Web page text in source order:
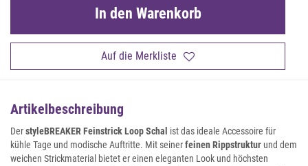
Auf die Merkliste
In den Warenkorb
Artikelbeschreibung
DerstyleBREAKER Feinstrick Loop Schal ist das ideale Accessoire für
kühle Tage und modische Auftritte. Mit seinerfeinen Rippstruktur und dem
weichen Strickmaterial bietet er einen eleganten Look und höchsten